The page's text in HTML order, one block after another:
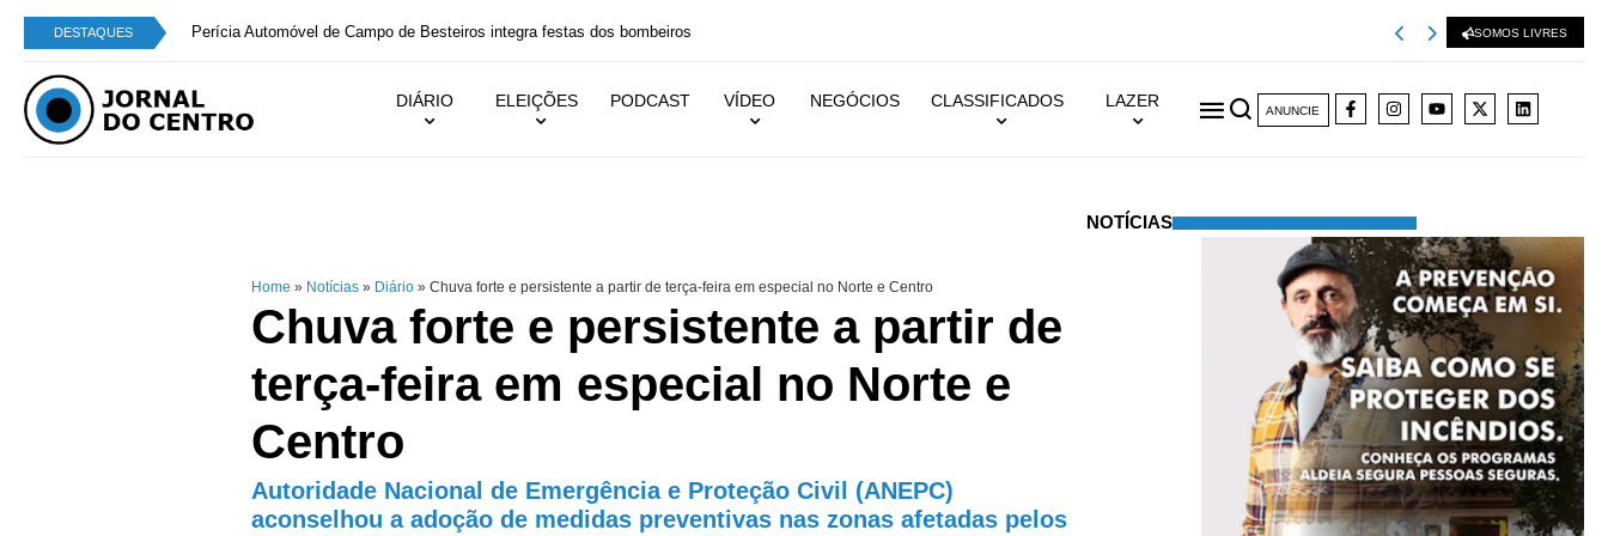
DESTAQUES Perícia Automóvel de Campo de Besteiros integra festas dos bombeiros Viseu 2001
SOMOS LIVRES
DIÁRIO ELEIÇÕES PODCAST VÍDEO NEGÓCIOS CLASSIFICADOS LAZER
ANUNCIE
Home » Notícias » Diário » Chuva forte e persistente a partir de terça-feira em especial no Norte e Centro
Chuva forte e persistente a partir de
terça-feira em especial no Norte e
Centro
Autoridade Nacional de Emergência e Proteção Civil (ANEPC)
aconselhou a adoção de medidas preventivas nas zonas afetadas pelos
NOTÍCIAS